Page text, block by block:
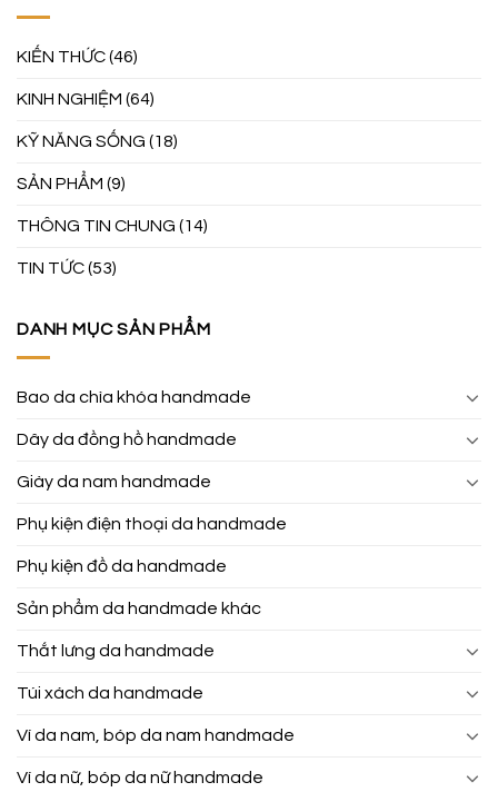
KIẾN THỨC(46)
KINH NGHIỆM (64)
KỸ NĂNG SỐNG (18)
SẢN PHẨM (9)
THÔNG TIN CHUNG (14)
TIN TỨC(53)
DANH MỤC SẢN PHẨM
Bao da chìa khóa handmade
Dây da đồng hồ handmade
Giày da nam handmade
Phụ kiện điện thoại da handmade
Phụ kiện đồ da handmade
Sản phẩm da handmade khác
Thắt lưng da handmade
Túi xách da handmade
Ví da nam, bóp da nam handmade
Ví da nữ, bóp da nữ handmade